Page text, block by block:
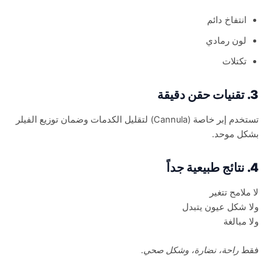
انتفاخ دائم
لون رمادي
تكتلات
3. تقنيات حقن دقيقة
تستخدم إبر خاصة (Cannula) لتقليل الكدمات وضمان توزيع الفيلر
بشكل موحد.
4. نتائج طبيعية جداً
لا ملامح تتغير
ولا شكل عيون يتبدل
ولا مبالغة
فقطراحة، نضارة، وشكل صحي.